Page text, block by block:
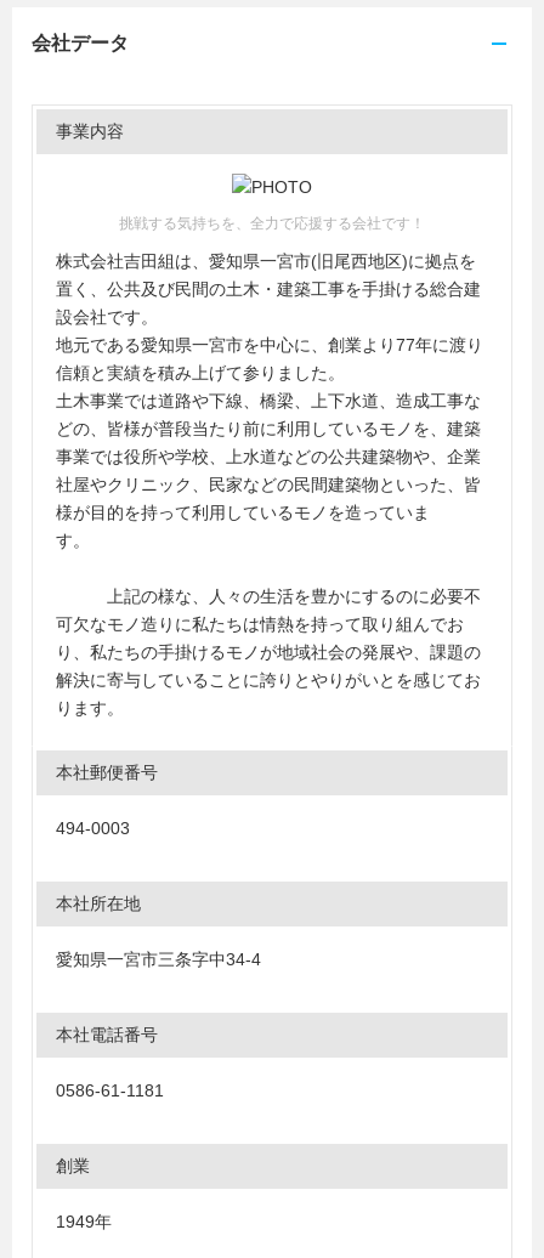
会社データ
事業内容
挑戦する気持ちを、全力で応援する会社です！
株式会社吉田組は、愛知県一宮市(旧尾西地区)に拠点を
置く、公共及び民間の土木・建築工事を手掛ける総合建
設会社です。
地元である愛知県一宮市を中心に、創業より77年に渡り
信頼と実績を積み上げて参りました。
土木事業では道路や下線、橋梁、上下水道、造成工事な
どの、皆様が普段当たり前に利用しているモノを、建築
事業では役所や学校、上水道などの公共建築物や、企業
社屋やクリニック、民家などの民間建築物といった、皆
様が目的を持って利用しているモノを造っていま
す。
上記の様な、人々の生活を豊かにするのに必要不
可欠なモノ造りに私たちは情熱を持って取り組んでお
り、私たちの手掛けるモノが地域社会の発展や、課題の
解決に寄与していることに誇りとやりがいとを感じてお
ります。
本社郵便番号
494-0003
本社所在地
愛知県一宮市三条字中34-4
本社電話番号
0586-61-1181
創業
1949年